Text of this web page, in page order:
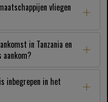
vliegen
in Tanzania en
inbegrepen in het